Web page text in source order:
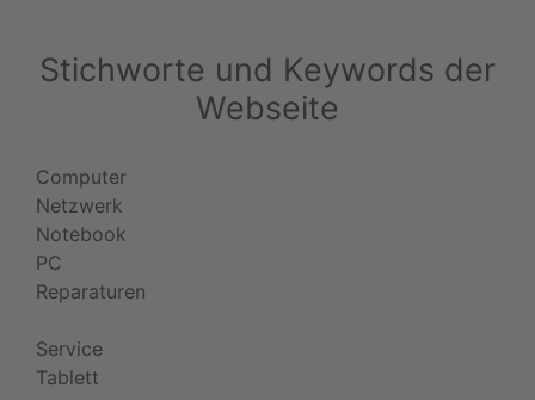
Stichworte und Keywords der
Webseite
Computer
Netzwerk
Notebook
PC
Reparaturen
Service
Tablett